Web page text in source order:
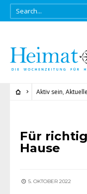
Aktiv sein,
Für
Hause
5. OKTOBER 2022